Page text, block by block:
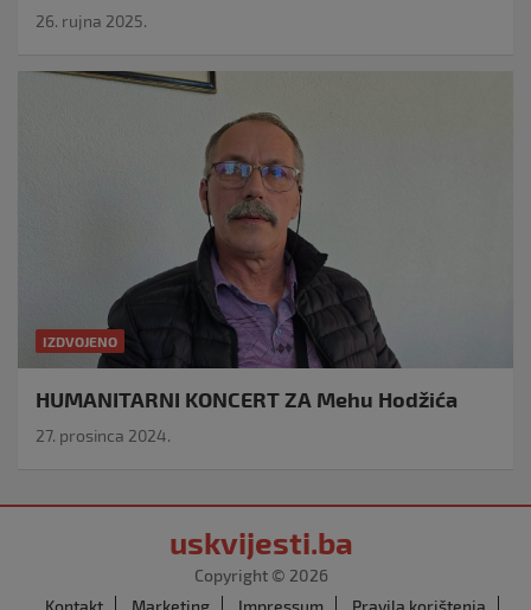
26. rujna 2025.
IZDVOJENO
HUMANITARNI KONCERT ZA Mehu Hodžića
27. prosinca 2024.
uskvijesti.ba
Copyright © 2026